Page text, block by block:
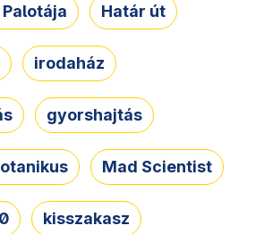
Határ út
irodaház
gyorshajtás
Mad Scientist
kisszakasz